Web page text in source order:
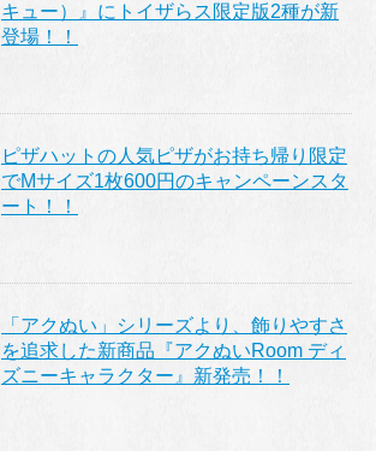
キュー）』にトイザらス限定版2種が新
登場！！
ピザハットの人気ピザがお持ち帰り限定
でMサイズ1枚600円のキャンペーンスタ
ート！！
「アクぬい」シリーズより、飾りやすさ
を追求した新商品『アクぬいRoom ディ
ズニーキャラクター』新発売！！